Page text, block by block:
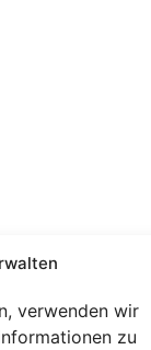
verwenden wir
zu